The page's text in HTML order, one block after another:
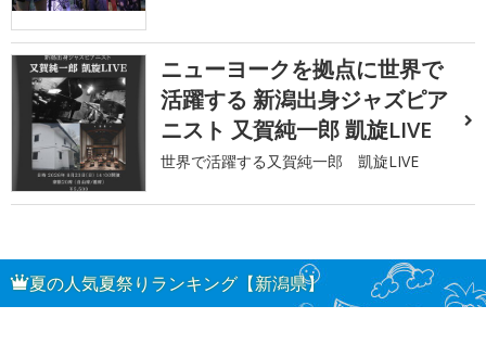
ニューヨークを拠点に世界で
活躍する 新潟出身ジャズピア
ニスト 又賀純一郎 凱旋LIVE
世界で活躍する又賀純一郎 凱旋LIVE
夏の人気夏祭りランキング【新潟県】